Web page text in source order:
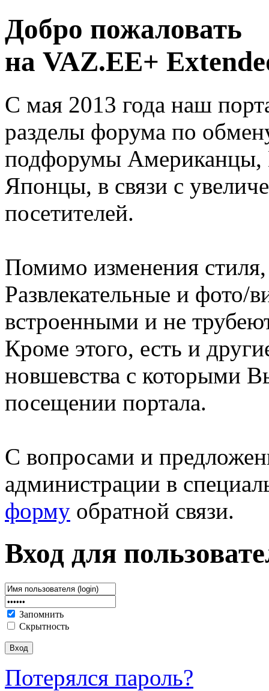
Добро пожаловать
на VAZ.EE+
С мая 2013 года наш
разделы форума по
подфорумы
Японцы, в связи с
посетителей.
Помимо изменения
Развлекательные и фото/
встроенными и не
Кроме этого, есть и
новшевства с которыми
посещении портала.
С вопросами и
администрации в
форму обратной связи.
Вход для
Запомнить
Скрытность
Потерялся пароль?